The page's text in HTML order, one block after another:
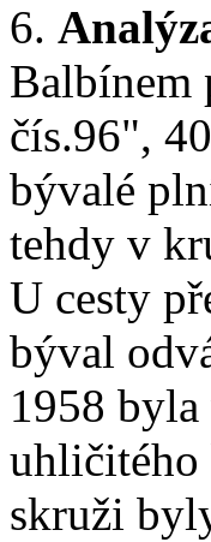
6.
Balbínem
čís.96",
bývalé
tehdy v
U cesty
býval
1958
uhličitého
skruži